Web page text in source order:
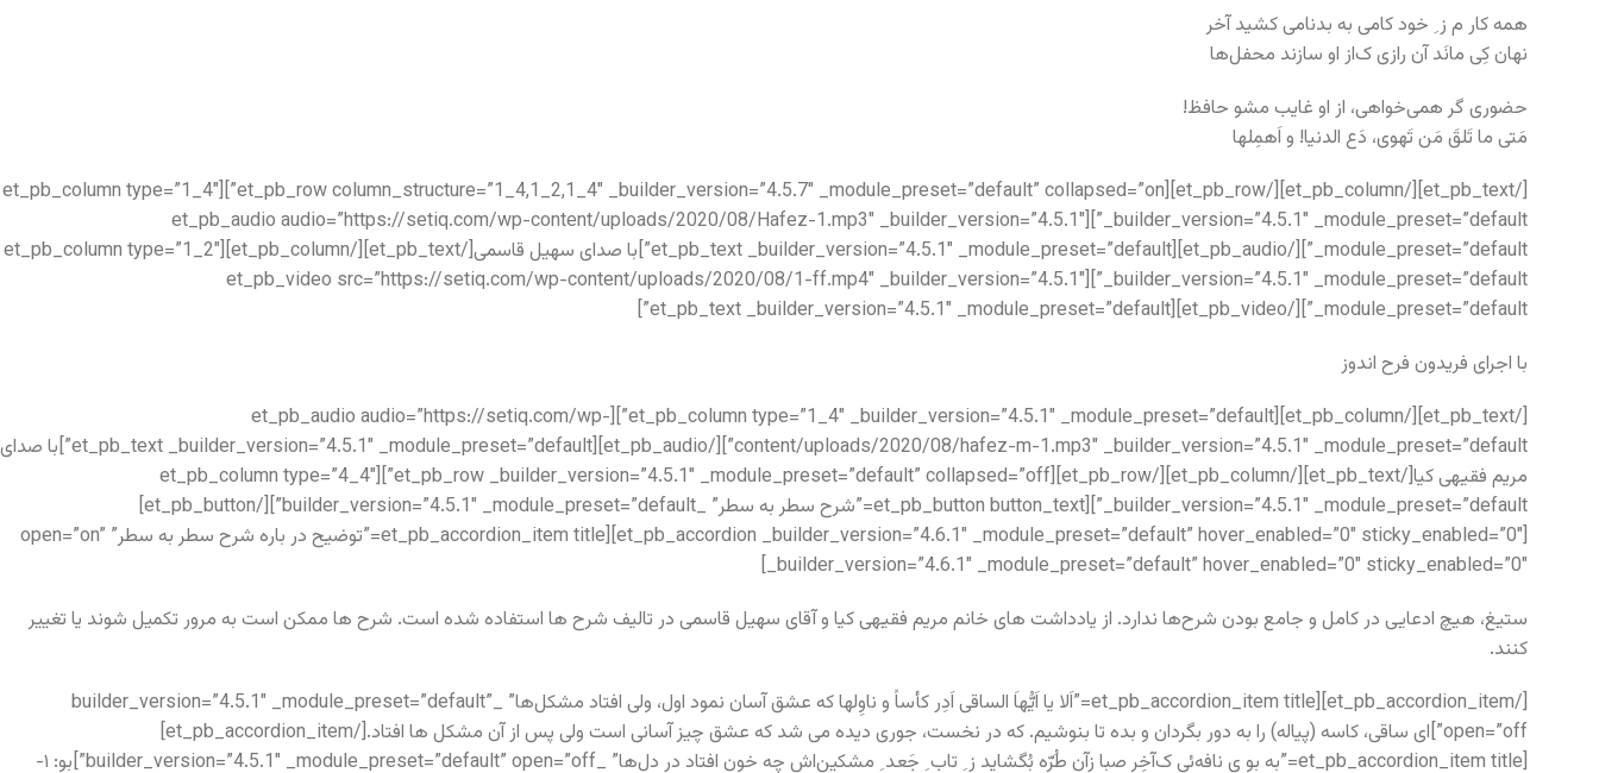
همه کار م ز ِ خود کامی به بدنامی کشید آخر
نهان کِی مانَد آن رازی ک‌از او سازند محفل‌ها
حضوری گر همی‌خواهی، از او غایب مشو حافظ!
مَتی ما تَلقَ مَن تَهوی، دَع الدنیا! و اَهمِلها
[/et_pb_text][/et_pb_column][/et_pb_row][et_pb_row column_structure=”1_4,1_2,1_4″ _builder_version=”4.5.7″ _module_preset=”default” collapsed=”on”][et_pb_column type=”1_4″
_builder_version=”4.5.1″ _module_preset=”default”][et_pb_audio audio=”https://setiq.com/wp-content/uploads/2020/08/Hafez-1.mp3″ _builder_version=”4.5.1″
_module_preset=”default”][/et_pb_audio][et_pb_text _builder_version=”4.5.1″ _module_preset=”default”]با صدای سهیل قاسمی[/et_pb_text][/et_pb_column][et_pb_column type=”1_2″
_builder_version=”4.5.1″ _module_preset=”default”][et_pb_video src=”https://setiq.com/wp-content/uploads/2020/08/1-ff.mp4″ _builder_version=”4.5.1″
_module_preset=”default”][/et_pb_video][et_pb_text _builder_version=”4.5.1″ _module_preset=”default”]
با اجرای فریدون فرح اندوز
[/et_pb_text][/et_pb_column][et_pb_column type=”1_4″ _builder_version=”4.5.1″ _module_preset=”default”][et_pb_audio audio=”https://setiq.com/wp-
content/uploads/2020/08/hafez-m-1.mp3″ _builder_version=”4.5.1″ _module_preset=”default”][/et_pb_audio][et_pb_text _builder_version=”4.5.1″ _module_preset=”default”]با صدای
مریم فقیهی کیا[/et_pb_text][/et_pb_column][/et_pb_row][et_pb_row _builder_version=”4.5.1″ _module_preset=”default” collapsed=”off”][et_pb_column type=”4_4″
_builder_version=”4.5.1″ _module_preset=”default”][et_pb_button button_text=”شرح سطر به سطر” _builder_version=”4.5.1″ _module_preset=”default”][/et_pb_button]
[et_pb_accordion _builder_version=”4.6.1″ _module_preset=”default” hover_enabled=”0″ sticky_enabled=”0″][et_pb_accordion_item title=”توضیح در باره شرح سطر به سطر” open=”on”
_builder_version=”4.6.1″ _module_preset=”default” hover_enabled=”0″ sticky_enabled=”0″]
ستیغ، هیچ ادعایی در کامل و جامع بودن شرح‌ها ندارد. از یادداشت های خانم مریم فقیهی کیا و آقای سهیل قاسمی در تالیف شرح ها استفاده شده است. شرح ها ممکن است به مرور تکمیل شوند یا تغییر
کنند.
[/et_pb_accordion_item][et_pb_accordion_item title=”اَلا یا اَیُّهاَ الساقی اَدِر کأساً و ناوِلها که عشق آسان نمود اول، ولی افتاد مشکل‌ها” _builder_version=”4.5.1″ _module_preset=”default”
open=”off”]ای ساقی، کاسه (پیاله) را به دور بگردان و بده تا بنوشیم. که در نخست، جوری دیده می شد که عشق چیز آسانی است ولی پس از آن مشکل ها افتاد.[/et_pb_accordion_item]
[et_pb_accordion_item title=”به بو یِ نافه‌ئی ک‌آخِر صبا زآن طُرّه بُگشاید ز ِ تاب ِ جَعد ِ مشکین‌اش چه خون افتاد در دل‌ها” _builder_version=”4.5.1″ _module_preset=”default” open=”off”]بو: ۱-